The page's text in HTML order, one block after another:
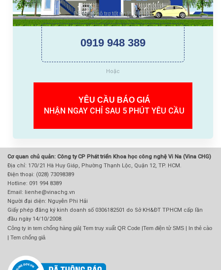
Để được hỗ trợ tốt nhất. Hãy gọi
0919 948 389
Hoặc
YÊU CẦU BÁO GIÁ
NHẬN NGAY CHỈ SAU 5 PHÚT YÊU CẦU
Cơ quan chủ quản: Công ty CP Phát triển Khoa học công nghệ Vi Na (Vina CHG)
Địa chỉ: 170/21 Hà Huy Giáp, Phường Thạnh Lộc, Quận 12, TP. HCM.
Điện thoại: (028) 73098389
Hotline: 091 994 8389
Email: lienhe@vinachg.vn
Người đại diện: Nguyễn Phi Hải
Giấy phép đăng ký kinh doanh số 0306182501 do Sở KH&ĐT TPHCM cấp lần
đầu ngày 14/10/2008.
Công ty in tem chống hàng giả Tem truy xuất QR Code Tem điện tử SMS In thẻ cào
Tem chống giả